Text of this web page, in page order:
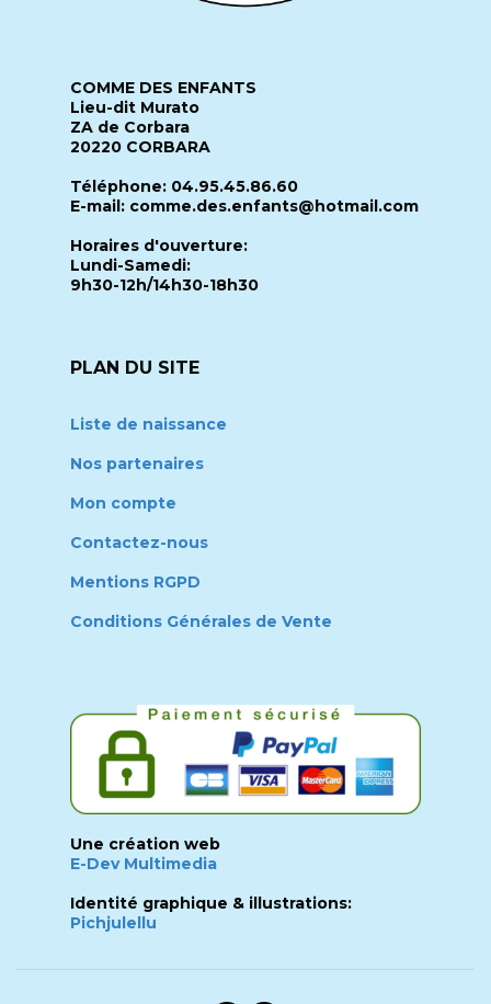
COMME DES ENFANTS
Lieu-dit Murato
ZA de Corbara
20220 CORBARA
Téléphone: 04.95.45.86.60
E-mail: comme.des.enfants@hotmail.com
Horaires d'ouverture:
Lundi-Samedi:
9h30-12h/14h30-18h30
PLAN DU SITE
Liste de naissance
Nos partenaires
Mon compte
Contactez-nous
Mentions RGPD
Conditions Générales de Vente
Une création web
E-Dev Multimedia
Identité graphique & illustrations:
Pichjulellu